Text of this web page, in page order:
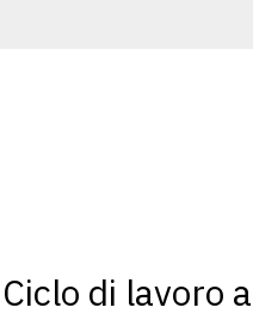
Ciclo di lavoro